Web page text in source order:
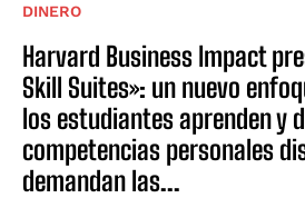
DINERO
Harvard Business Impact
Skill Suites»: un nuevo
los estudiantes aprenden y
competencias personales
demandan las...